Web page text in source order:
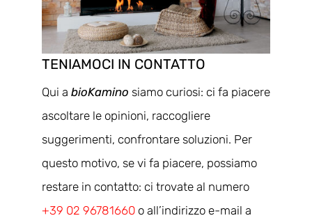
TENIAMOCI IN CONTATTO
Qui a bioKamino siamo curiosi: ci fa piacere
ascoltare le opinioni, raccogliere
suggerimenti, confrontare soluzioni. Per
questo motivo, se vi fa piacere, possiamo
restare in contatto: ci trovate al numero
+39 02 96781660o all’indirizzo e-mail a